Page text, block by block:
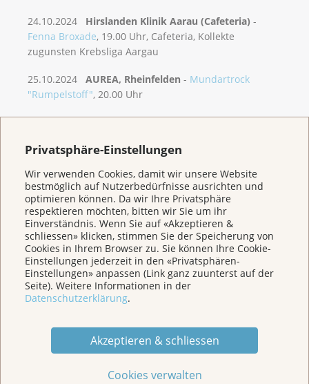
Privatsphäre-Einstellungen
Wir verwenden Cookies, damit wir unsere Website
bestmöglich auf Nutzerbedürfnisse ausrichten und
optimieren können. Da wir Ihre Privatsphäre
respektieren möchten, bitten wir Sie um ihr
Einverständnis. Wenn Sie auf «Akzeptieren &
schliessen» klicken, stimmen Sie der Speicherung von
Cookies in Ihrem Browser zu. Sie können Ihre Cookie-
Einstellungen jederzeit in den «Privatsphären-
Einstellungen» anpassen (Link ganz zuunterst auf der
Seite). Weitere Informationen in der
Datenschutzerklärung.
Akzeptieren & schliessen
Cookies verwalten
24.10.2024 Hirslanden Klinik Aarau (Cafeteria) -
Fenna Broxade, 19.00 Uhr, Cafeteria, Kollekte
zugunsten Krebsliga Aargau
25.10.2024 AUREA, Rheinfelden - Mundartrock
"Rumpelstoff", 20.00 Uhr
25.10.2024Kurpark, Bad Zurzach-Wassersinfonie,
Sugar Foot Stompers, 20 Uhr
26.10.2024 Tommasini Lenzburg- Fjälla & Trois
Imaginaires, 20.30 Uhr
26.10.2024AUREA, Rheinfelden-Fricktal tanzt,
Paartanz vom Feinsten , 20.30 Uhr
27.10.2024Werkk Kultur Baden-